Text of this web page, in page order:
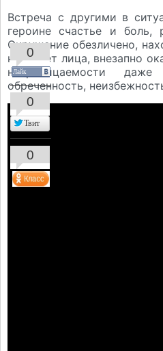
Встреча с другими в
героине счастье и боль,
Окружение обезличено,
не имеет лица, внезапно
непроницаемости
обреченность,
0
Лайк
0
Твит
0